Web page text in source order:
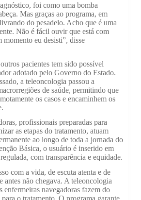
foi como uma bomba
Mas graças ao programa, em
do pesadelo. Acho que é uma
Não é fácil ouvir que está com
momento eu desisti”, disse
pacientes tem sido possível
adotado pelo Governo do Estado.
a teleoncologia passou a
de saúde, permitindo que
os casos e encaminhem os
profissionais preparadas para
as etapas do tratamento, atuam
ao longo de toda a jornada do
Básica, o usuário é inserido em
com transparência e equidade.
com a vida, de escuta atenta e de
antes não chegava. A teleoncologia
enfermeiras navegadoras fazem do